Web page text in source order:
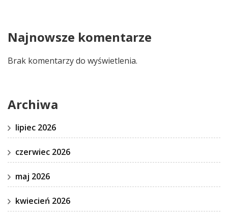
Najnowsze komentarze
Brak komentarzy do wyświetlenia.
Archiwa
lipiec 2026
czerwiec 2026
maj 2026
kwiecień 2026